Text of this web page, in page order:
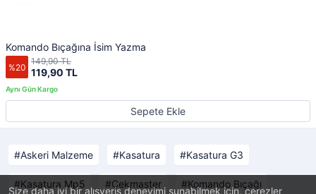
Size daha iyi bir alışveriş deneyimi sunabilmek için, çerezler
Komando Bıçağına İsim Yazma
%20 119,90 TL
149,90 TL
Sepete Ekle
Askeri Malzeme Kasatura Kasatura G3
Kasatura Mp5 Çekmaster Komando Bıçağı